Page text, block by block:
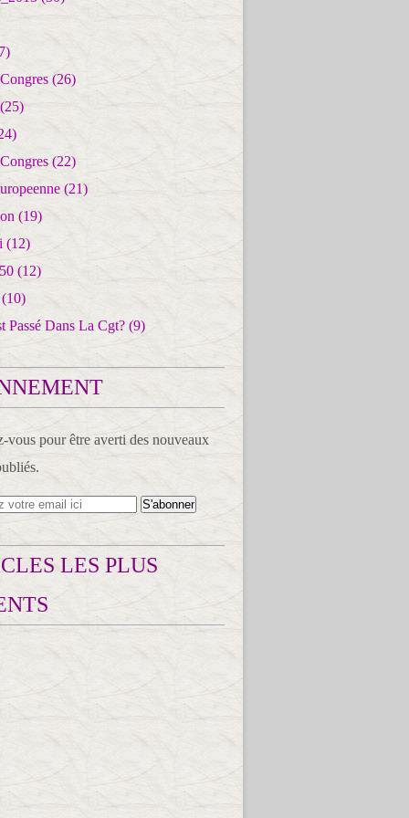
(26)
(22)
(21)
(19)
(12)
(12)
Passé Dans La Cgt? (9)
vous pour être averti des nouveaux
LES PLUS